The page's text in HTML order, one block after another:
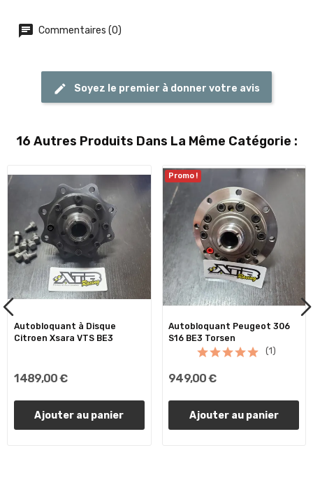
Commentaires (0)
Soyez le premier à donner votre avis
16 Autres Produits Dans La Même Catégorie :
Autobloquant à Disque
Citroen Xsara VTS BE3
1 489,00 €
Ajouter au panier
Promo !
Autobloquant Peugeot 306
S16 BE3 Torsen
(1)
949,00 €
Ajouter au panier